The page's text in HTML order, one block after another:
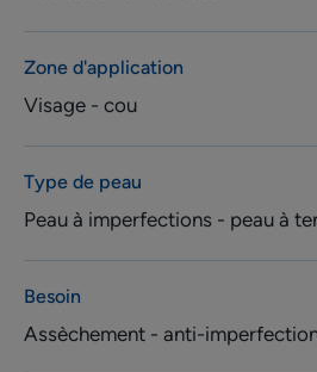
Zone d'application
Visage - cou
Type de peau
Peau à imperfections - peau à
Besoin
Assèchement - anti-